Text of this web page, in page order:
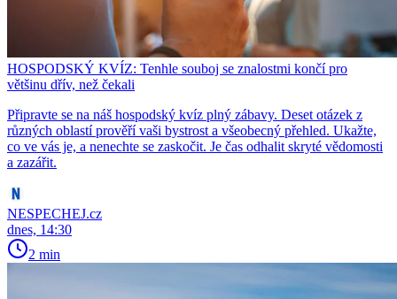
HOSPODSKÝ KVÍZ: Tenhle souboj se znalostmi končí pro
většinu dřív, než čekali
Připravte se na náš hospodský kvíz plný zábavy. Deset otázek z
různých oblastí prověří vaši bystrost a všeobecný přehled. Ukažte,
co ve vás je, a nenechte se zaskočit. Je čas odhalit skryté vědomosti
a zazářit.
NESPECHEJ.cz
dnes, 14:30
2 min